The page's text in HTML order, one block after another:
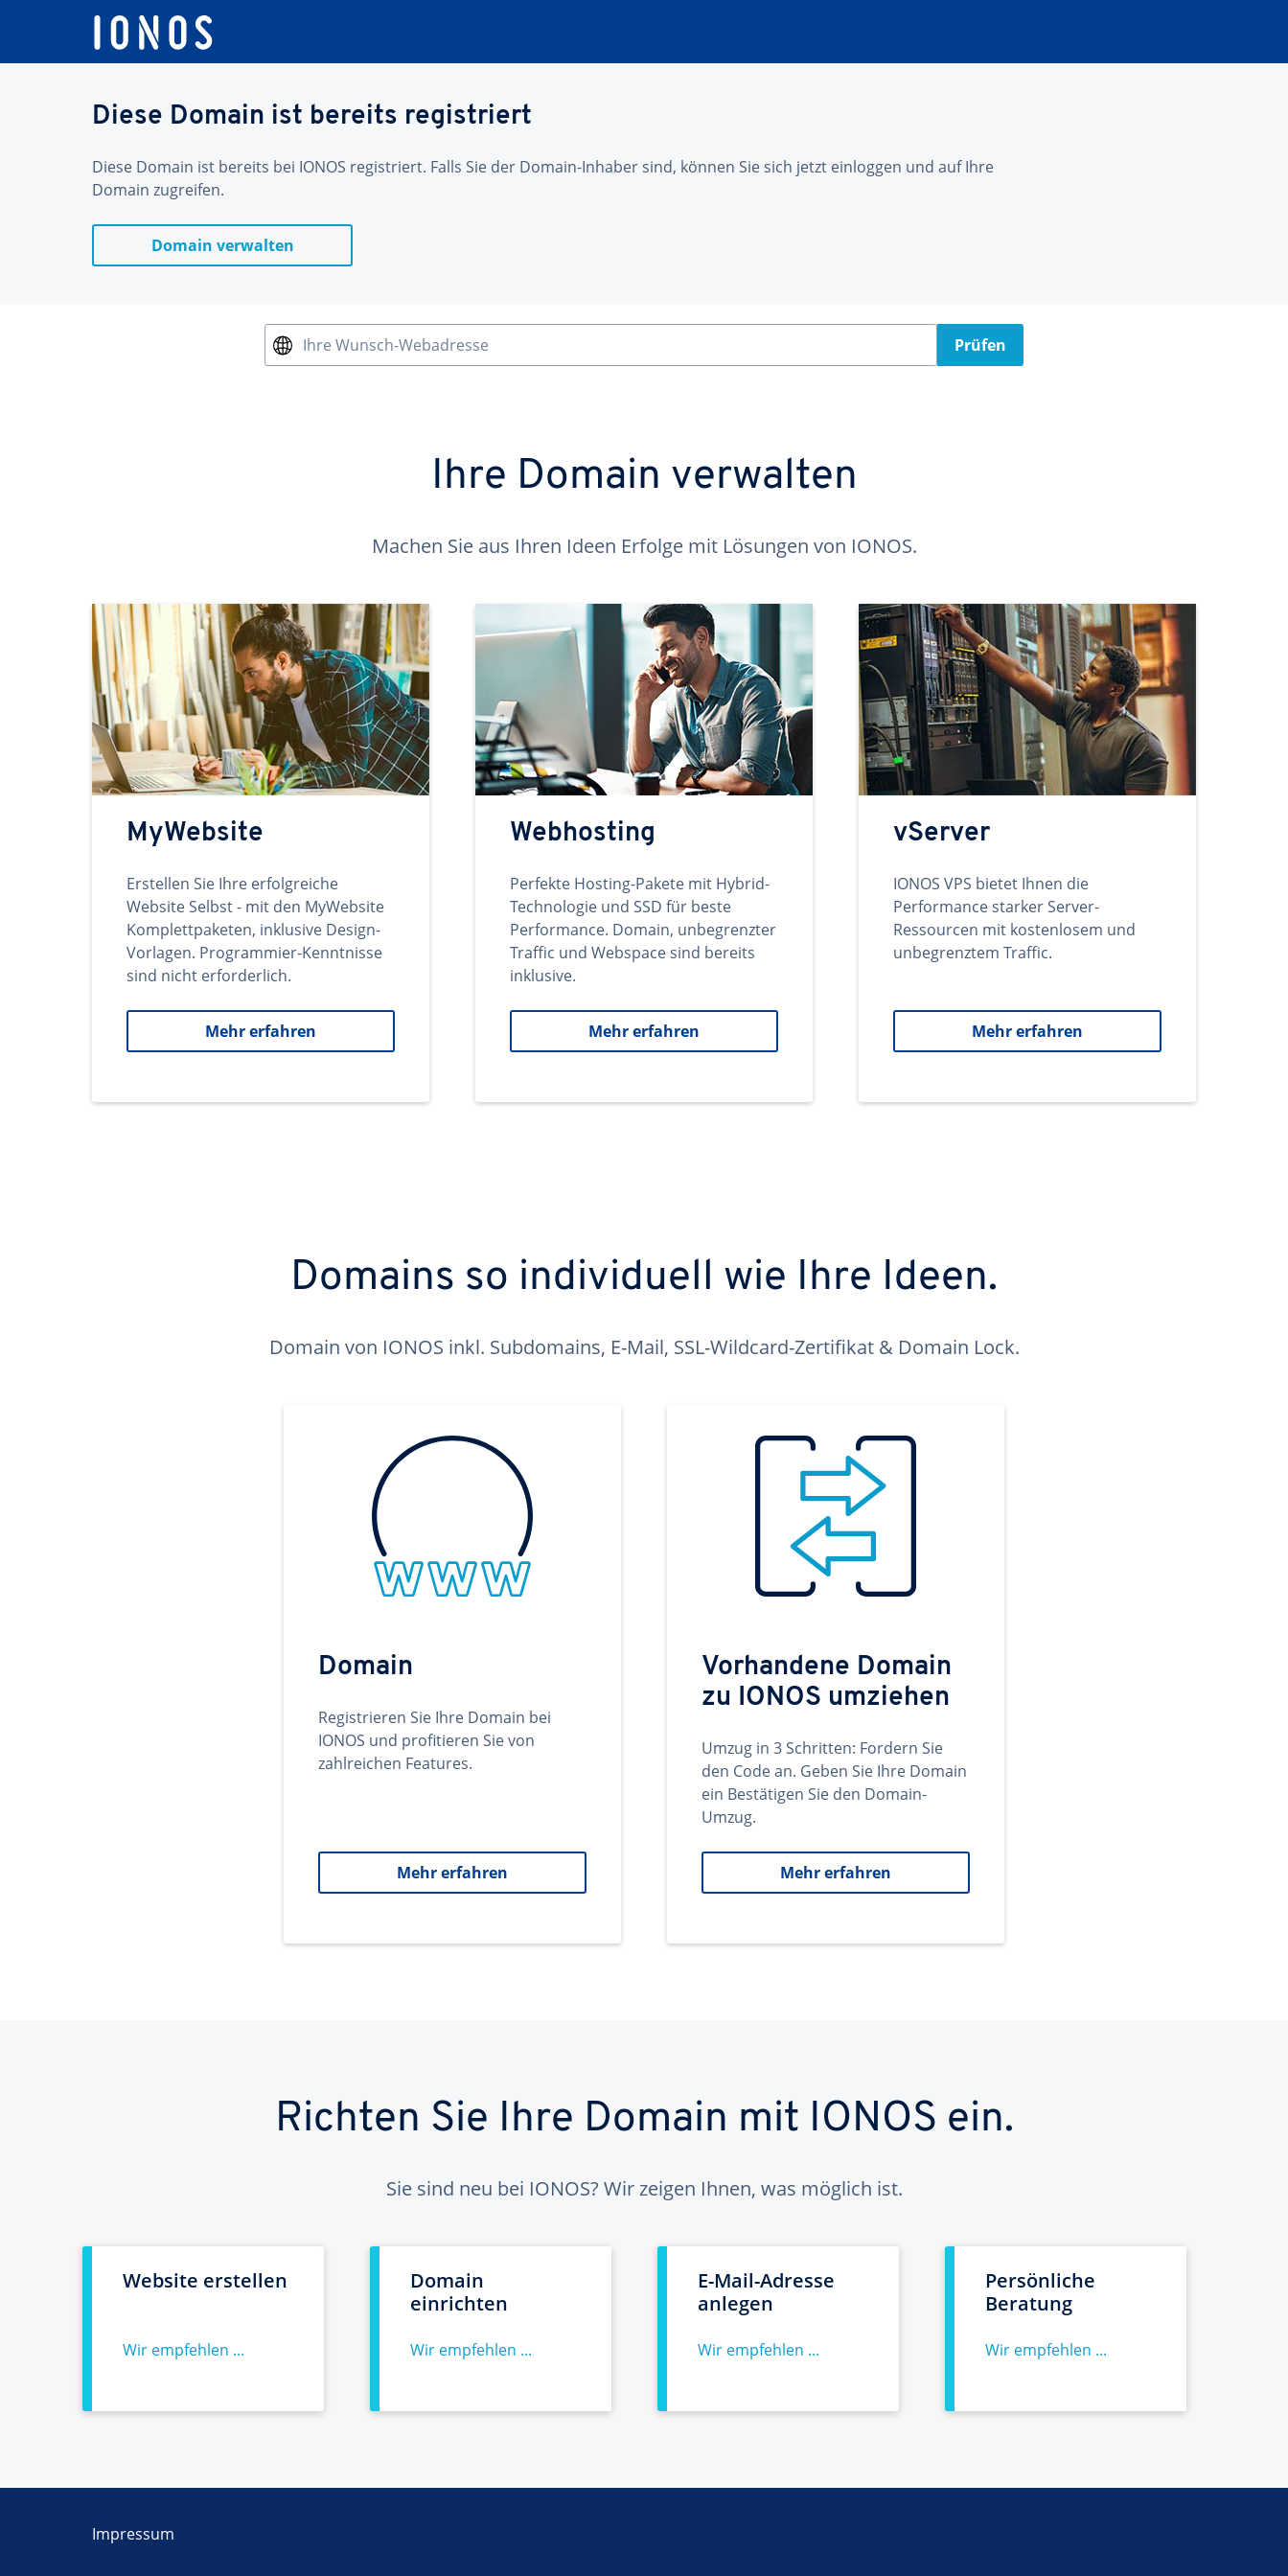
Diese Domain ist bereits registriert
Diese Domain ist bereits bei IONOS registriert. Falls Sie der Domain-Inhaber sind, können Sie sich jetzt einloggen und auf Ihre
Domain zugreifen.
Domain verwalten
Ihre Wunsch-Webadresse Prüfen
Ihre Domain verwalten
Machen Sie aus Ihren Ideen Erfolge mit Lösungen von IONOS.
MyWebsite
Erstellen Sie Ihre erfolgreiche
Website Selbst - mit den MyWebsite
Komplettpaketen, inklusive Design-
Vorlagen. Programmier-Kenntnisse
sind nicht erforderlich.
Mehr erfahren
Webhosting
Perfekte Hosting-Pakete mit Hybrid-
Technologie und SSD für beste
Performance. Domain, unbegrenzter
Traffic und Webspace sind bereits
inklusive.
Mehr erfahren
vServer
IONOS VPS bietet Ihnen die
Performance starker Server-
Ressourcen mit kostenlosem und
unbegrenztem Traffic.
Mehr erfahren
Domains so individuell wie Ihre Ideen.
Domain von IONOS inkl. Subdomains, E-Mail, SSL-Wildcard-Zertifikat & Domain Lock.
Domain
Registrieren Sie Ihre Domain bei
IONOS und profitieren Sie von
zahlreichen Features.
Mehr erfahren
Vorhandene Domain
zu IONOS umziehen
Umzug in 3 Schritten: Fordern Sie
den Code an. Geben Sie Ihre Domain
ein Bestätigen Sie den Domain-
Umzug.
Mehr erfahren
Richten Sie Ihre Domain mit IONOS ein.
Sie sind neu bei IONOS? Wir zeigen Ihnen, was möglich ist.
Website erstellen
Wir empfehlen ...
Domain
einrichten
Wir empfehlen ...
E-Mail-Adresse
anlegen
Wir empfehlen ...
Persönliche
Beratung
Wir empfehlen ...
Impressum